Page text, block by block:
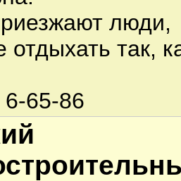
люди,
так,
65-86